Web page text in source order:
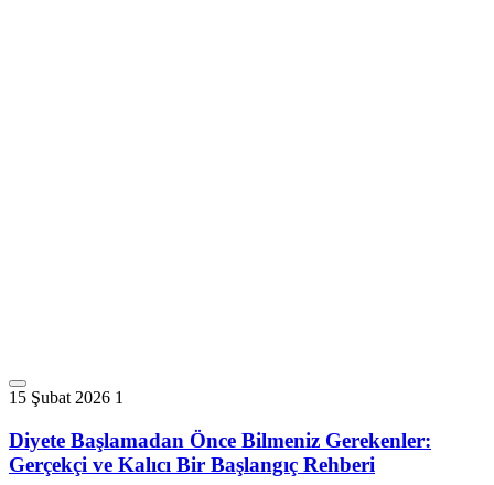
15 Şubat 2026 1
Diyete Başlamadan Önce Bilmeniz Gerekenler:
Gerçekçi ve Kalıcı Bir Başlangıç Rehberi